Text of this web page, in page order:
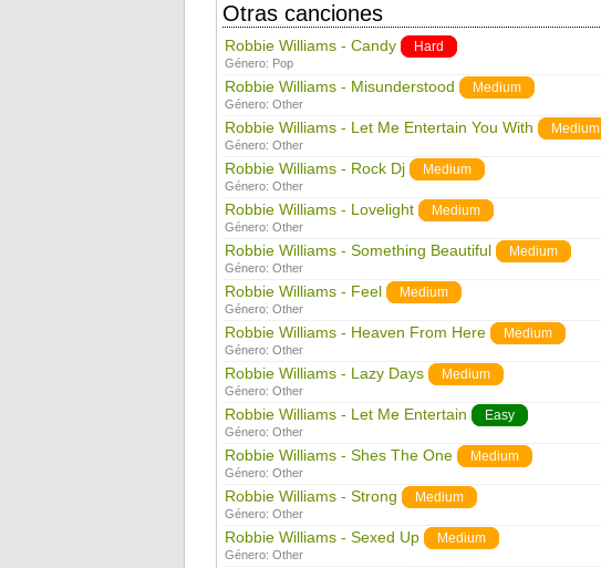
Otras canciones
Robbie Williams - Candy Hard
Género: Pop
Robbie Williams - Misunderstood Medium
Género: Other
Robbie Williams - Let Me Entertain You With Medium
Género: Other
Robbie Williams - Rock Dj Medium
Género: Other
Robbie Williams - Lovelight Medium
Género: Other
Robbie Williams - Something Beautiful Medium
Género: Other
Robbie Williams - Feel Medium
Género: Other
Robbie Williams - Heaven From Here Medium
Género: Other
Robbie Williams - Lazy Days Medium
Género: Other
Robbie Williams - Let Me Entertain Easy
Género: Other
Robbie Williams - Shes The One Medium
Género: Other
Robbie Williams - Strong Medium
Género: Other
Robbie Williams - Sexed Up Medium
Género: Other